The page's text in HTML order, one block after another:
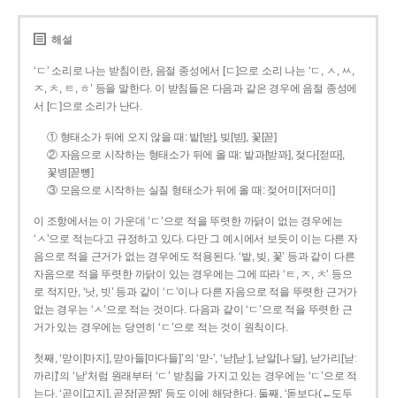
해설
‘ㄷ’ 소리로 나는 받침이란, 음절 종성에서 [ㄷ]으로 소리 나는 ‘ㄷ, ㅅ, ㅆ,
ㅈ, ㅊ, ㅌ, ㅎ’ 등을 말한다. 이 받침들은 다음과 같은 경우에 음절 종성에
서 [ㄷ]으로 소리가 난다.
① 형태소가 뒤에 오지 않을 때: 밭[받], 빚[빋], 꽃[꼳]
② 자음으로 시작하는 형태소가 뒤에 올 때: 밭과[받꽈], 젖다[젇따],
꽃병[꼳뼝]
③ 모음으로 시작하는 실질 형태소가 뒤에 올 때: 젖어미[저더미]
이 조항에서는 이 가운데 ‘ㄷ’으로 적을 뚜렷한 까닭이 없는 경우에는
‘ㅅ’으로 적는다고 규정하고 있다. 다만 그 예시에서 보듯이 이는 다른 자
음으로 적을 근거가 없는 경우에도 적용된다. ‘밭, 빚, 꽃’ 등과 같이 다른
자음으로 적을 뚜렷한 까닭이 있는 경우에는 그에 따라 ‘ㅌ, ㅈ, ㅊ’ 등으
로 적지만, ‘낫, 빗’ 등과 같이 ‘ㄷ’이나 다른 자음으로 적을 뚜렷한 근거가
없는 경우는 ‘ㅅ’으로 적는 것이다. 다음과 같이 ‘ㄷ’으로 적을 뚜렷한 근
거가 있는 경우에는 당연히 ‘ㄷ’으로 적는 것이 원칙이다.
첫째, ‘맏이[마지], 맏아들[마다들]’의 ‘맏-’, ‘낟[낟ː], 낟알[나ː달], 낟가리[낟ː
까리]’의 ‘낟’처럼 원래부터 ‘ㄷ’ 받침을 가지고 있는 경우에는 ‘ㄷ’으로 적
는다. ‘곧이[고지], 곧장[곧짱]’ 등도 이에 해당한다. 둘째, ‘돋보다(←도두